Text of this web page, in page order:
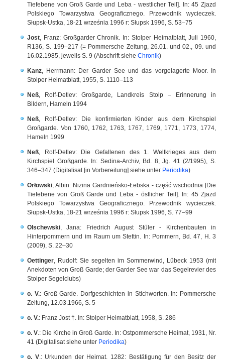
Tiefebene von Groß Garde und Leba - westlicher Teil]. In: 45 Zjazd
Polskiego Towarzystwa Geograficznego. Przewodnik wycieczek.
Słupsk-Ustka, 18-21 września 1996 r: Słupsk 1996, S. 53–75
Jost , Franz: Großgarder Chronik. In: Stolper Heimatblatt, Juli 1960,
R136, S. 199–217 (= Pommersche Zeitung, 26.01. und 02., 09. und
16.02.1985, jeweils S. 9 (Abschrift siehe Chronik)
Kanz , Herrmann: Der Garder See und das vorgelagerte Moor. In
Stolper Heimatblatt, 1955, S. 1110–113
Neß , Rolf-Detlev: Großgarde, Landkreis Stolp – Erinnerung in
Bildern, Hameln 1994
Neß
Rolf-Detlev: Die konfirmierten Kinder aus dem Kirchspiel
Großgarde. Von 1760, 1762, 1763, 1767, 1769, 1771, 1773, 1774,
Hameln 1999
Neß , Rolf-Detlev: Die Gefallenen des 1. Weltkrieges aus dem
Kirchspiel Großgarde. In: Sedina-Archiv, Bd. 8, Jg. 41 (2/1995), S.
346–347 (Digitalisat [in Vorbereitung] siehe unter Periodika)
Orłowski , Albin: Nizina Gardnieńsko-Łebska - część wschodnia [Die
Tiefebene von Groß Garde und Leba - östlicher Teil]. In: 45 Zjazd
Polskiego Towarzystwa Geograficznego. Przewodnik wycieczek.
Słupsk-Ustka, 18-21 września 1996 r: Słupsk 1996, S. 77–99
Olschewski ,Jana: Friedrich August Stüler - Kirchenbauten in
Hinterpommern und im Raum um Stettin. In: Pommern, Bd. 47, H. 3
(2009), S. 22–30
Oettinger , Rudolf: Sie segelten im Sommerwind, Lübeck 1953 (mit
Anekdoten von Groß Garde; der Garder See war das Segelrevier des
Stolper Segelclubs)
o. V.: Groß Garde. Dorfgeschichten in Stichworten. In: Pommersche
Zeitung, 12.03.1966, S. 5
o. V.: Franz Jost †. In: Stolper Heimatblatt, 1958, S. 286
o. V .: Die Kirche in Groß Garde. In: Ostpommersche Heimat, 1931, Nr.
41 (Digitalisat siehe unter Periodika)
o. V.: Urkunden der Heimat. 1282: Bestätigung für den Besitz der